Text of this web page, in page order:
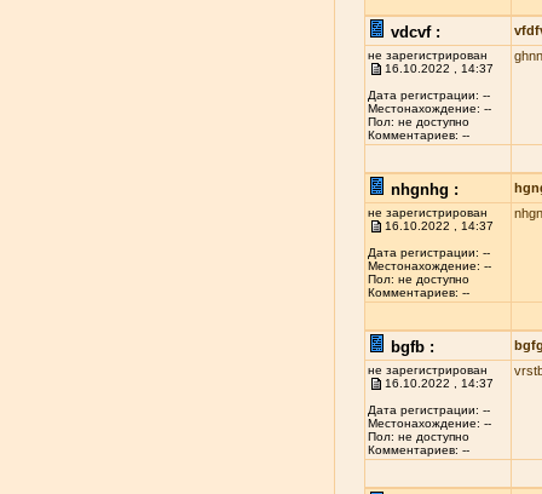
vdcvf :
не зарегистрирован
16.10.2022 , 14:37
Дата регистрации: --
Местонахождение: --
Пол: не доступно
Комментариев: --
nhgnhg :
не зарегистрирован
16.10.2022 , 14:37
Дата регистрации: --
Местонахождение: --
Пол: не доступно
Комментариев: --
bgfb :
не зарегистрирован
16.10.2022 , 14:37
Дата регистрации: --
Местонахождение: --
Пол: не доступно
Комментариев: --